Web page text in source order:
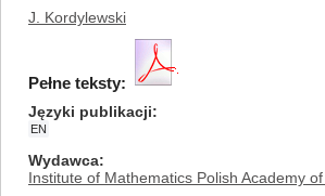
J. Kordylewski
Pełne teksty:
Języki publikacji
EN
Wydawca
Institute of Mathematics Polish Academy